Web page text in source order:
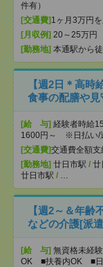
件有）
[交通費] 1ヶ月3万円
[月収例] 20～25万円
[勤務地] 本通駅から
【週2日＊高時
食事の配膳や
[給 与] 経験者時給
1600円～ ※日払い/
[交通費]交通費全額支
[勤務地] 廿日市駅 / 廿
廿日市駅 / …
【週2～＆年
などの介護[派
[給 与] 無資格未経
OK ■扶養内OK ■日